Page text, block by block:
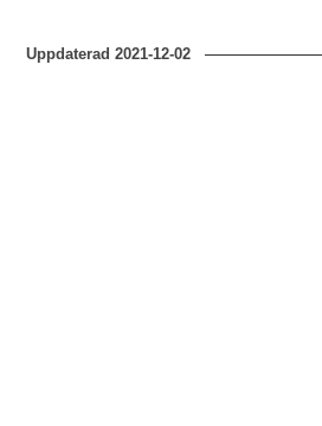
Formlära / Sidsel
Broberg, Catherine
Uppdaterad2021-12-02